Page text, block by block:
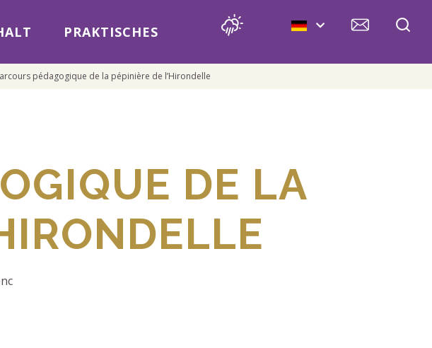
PRAKTISCHES
pédagogique de la pépinière de l’Hirondelle
DE LA